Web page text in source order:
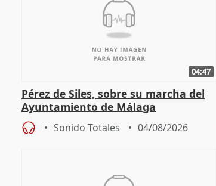
04:47
Pérez de Siles, sobre su marcha del
Ayuntamiento de Málaga
Sonido Totales 04/08/2026